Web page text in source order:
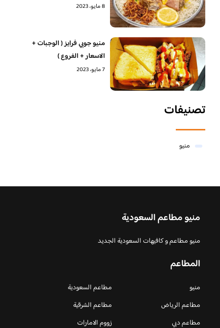
8 مايو، 2023
منيو جوبي فرايز ( الوجبات +
الاسعار + الفروع )
7 مايو، 2023
تصنيفات
منيو
منيو مطاعم السعودية
منيو مطاعم و كافيهات السعودية الجديد
المطاعم
منيو
مطاعم السعودية
مطاعم الرياض
مطاعم الشرقية
مطاعم دبي
زووم الامارات